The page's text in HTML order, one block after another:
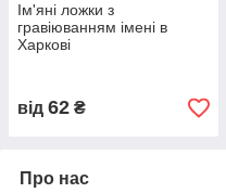
Ім'яні ложки з
гравіюванням імені в
Харкові
від 62 ₴
Про нас